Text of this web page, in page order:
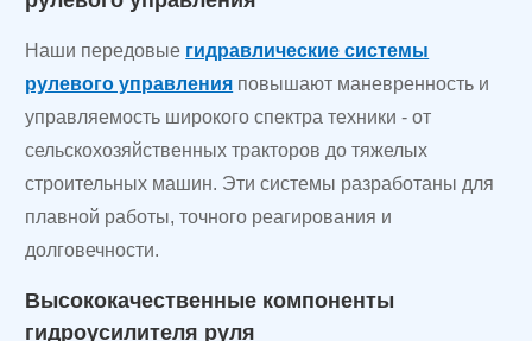
Наши передовые гидравлические системы
рулевого управления повышают маневренность и
управляемость широкого спектра техники - от
сельскохозяйственных тракторов до тяжелых
строительных машин. Эти системы разработаны для
плавной работы, точного реагирования и
долговечности.
Высококачественные компоненты
гидроусилителя руля